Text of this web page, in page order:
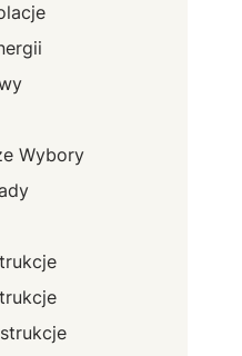
Wybory